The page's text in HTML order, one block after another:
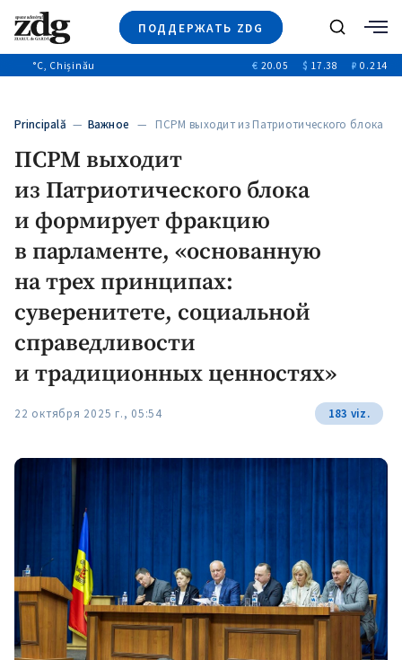
ПОДДЕРЖАТЬ ZDG
Новости
Расследования
+312
Поиск
°C, Chișinău € 20.05 $ 17.38 ₽ 0.214
Principală — Важное — ПСРМ выходит из Патриотического блока
ПСРМ выходит
из Патриотического блока
и формирует фракцию
в парламенте, «основанную
на трех принципах:
суверенитете, социальной
справедливости
и традиционных ценностях»
22 октября 2025 г., 05:54 183 viz.